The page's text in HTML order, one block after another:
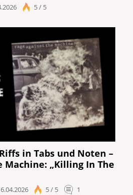
5 / 5
in Tabs und Noten –
Machine: „Killing In The
5 / 5 1